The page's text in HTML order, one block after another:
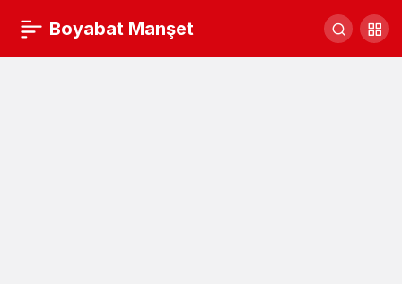
Boyabat Manşet
Sinoplu kadın girişimciye, inovasyon ödülü